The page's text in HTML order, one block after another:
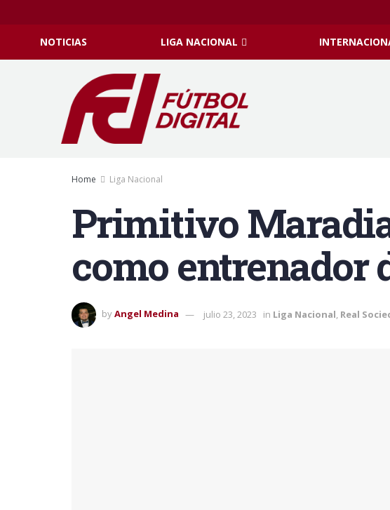
NOTICIAS LIGA NACIONAL
Home Liga Nacional
Primitivo
como entrenador
byAngel Medina julio 23, 2023 in Liga Nacional Real